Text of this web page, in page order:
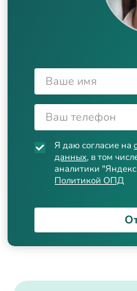
Я даю согласие на
данных, в том
аналитики
Политикой ОПД